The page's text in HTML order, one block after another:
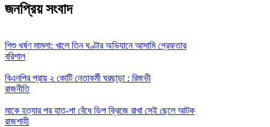
জনপ্রিয় সংবাদ
শিশু ধর্ষণ মামলা: খালে তিন ঘণ্টার অভিযানে আসামি গ্রেফতার
বরিশাল
বিএনপির প্রায় ২ কোটি নেতাকর্মী ঘরছাড়া : রিজভী
রাজনীতি
মাকে হত্যার পর হাত-পা বেঁধে ডিপ ফ্রিজে রাখা সেই ছেলে আটক
রাজশাহী